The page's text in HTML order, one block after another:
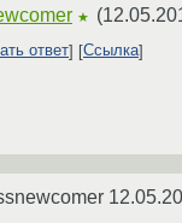
★ (
ответ Ссылка